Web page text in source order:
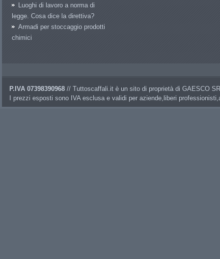
Luoghi di lavoro a norma di
legge. Cosa dice la direttiva?
Armadi per stoccaggio prodotti
chimici
P.IVA 07398390968 // Tuttoscaffali.it è un sito di proprietà di GAESCO
I prezzi esposti sono IVA esclusa e validi per aziende,liberi